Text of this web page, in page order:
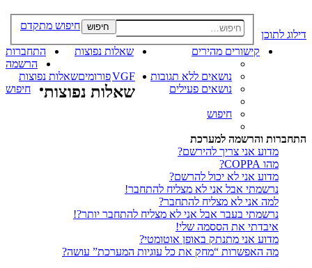
דילוג לתוכן
חיפוש חיפוש מתקדם
קישורים מהירים
נושאים ללא תגובות
נושאים פעילים
חיפוש
שאלות נפוצות
התחברות
הרשמה
VGFפורומיםשאלות נפוצות
חיפוש
שאלות נפוצות
התחברות והרשמה למערכת
מדוע אני צריך להירשם?
מהו COPPA?
מדוע אני לא יכול להרשם?
נרשמתי אבל אני לא מצליח להתחבר!
למה אני לא מצליח להתחבר?
נרשמתי בעבר אבל אני לא מצליח להתחבר יותר?!
איבדתי את הססמה שלי!
מדוע אני מתנתק באופן אוטומטי?
מה האפשרות “מחק את כל עוגיות המערכת” עושה?